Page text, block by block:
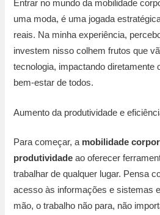
Entrar no mundo da mobilidade
uma moda, é uma jogada
reais. Na minha experiência,
investem nisso colhem frutos que
tecnologia, impactando diretamente
bem-estar de todos.
Aumento da produtividade e
Para começar, a mobilidade
produtividade ao oferecer
trabalhar de qualquer lugar. Pensa
acesso às informações e sistemas
mão, o trabalho não para, não